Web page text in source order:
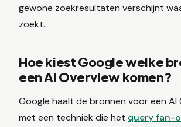
gewone zoekresultaten verschijnt
zoekt.
Hoe kiest Google welke
een AI Overview komen?
Google haalt de bronnen voor een AI
met een techniek die het query fan-